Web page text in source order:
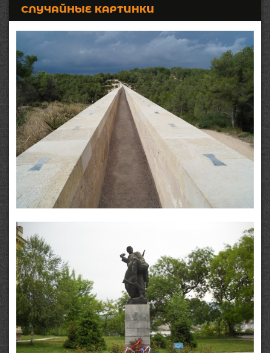
СЛУЧАЙНЫЕ КАРТИНКИ